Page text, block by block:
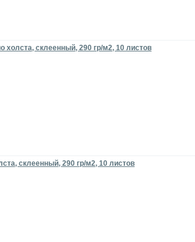
холста, склеенный, 290 гр/м2, 10 листов
склеенный, 290 гр/м2, 10 листов